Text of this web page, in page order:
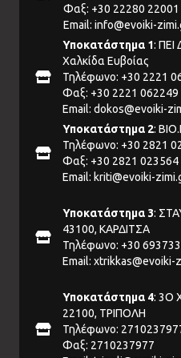
Φαξ: +30 22280 22001
Email: info@evoiki-
Υποκατάστημα 1: ΠΕΙ
Χαλκίδα Ευβοίας
Τηλέφωνο: +30 2221
Φαξ: +30 2221 062249
Email: dokos@evoiki-
Υποκατάστημα 2:
Τηλέφωνο: +30 2821
Φαξ: +30 2821 023564
Email: kriti@evoiki-
Υποκατάστημα 3:
43100, ΚΑΡΔΙΤΣΑ
Τηλέφωνο: +30
Email: xtrikkas@evoiki-
Υποκατάστημα 4: 3Ο
22100, ΤΡΙΠΟΛΗ
Τηλέφωνο:
Φαξ: 2710237977